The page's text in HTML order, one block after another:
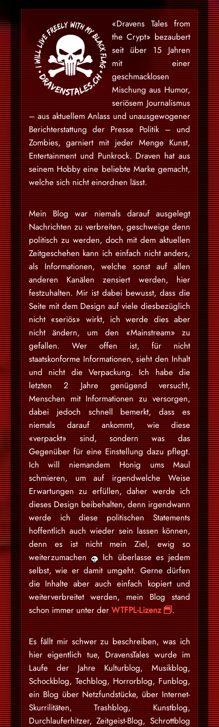
«Dravens Tales from
the Crypt» bezaubert
seit über 15 Jahren
mit einer
geschmacklosen
Mischung aus Humor,
seriösem Journalismus
– aus aktuellem Anlass und unausgewogener
Berichterstattung der Presse Politik – und
Zombies, garniert mit jeder Menge Kunst,
Entertainment und Punkrock. Draven hat aus
seinem Hobby eine beliebte Marke gemacht,
welche sich nicht einordnen lässt.
Mein Blog war niemals darauf ausgelegt
Nachrichten zu verbreiten, geschweige denn
politisch zu werden, doch mit dem aktuellen
Zeitgeschehen kann ich einfach nicht anders,
als Informationen, welche sonst auf allen
anderen Kanälen zensiert werden, hier
festzuhalten. Mir ist dabei bewusst, dass die
Seite mit dem Design auf viele diesbezüglich
nicht «seriös» wirkt, ich werde dies aber
nicht ändern, um den «Mainstream» zu
gefallen. Wer offen ist, für nicht
staatskonforme Informationen, sieht den Inhalt
und nicht die Verpackung. Ich habe die
letzten 2 Jahre genügend versucht,
Menschen mit Informationen zu versorgen,
dabei jedoch schnell bemerkt, dass es
niemals darauf ankommt, wie diese
«verpackt» sind, sondern was das
Gegenüber für eine Einstellung dazu pflegt.
Ich will niemandem Honig ums Maul
schmieren, um auf irgendwelche Weise
Erwartungen zu erfüllen, daher werde ich
dieses Design beibehalten, denn irgendwann
werde ich diese politischen Statements
hoffentlich auch wieder sein lassen können,
denn es ist nicht mein Ziel, ewig so
weiterzumachen
Ich überlasse es jedem
selbst, wie er damit umgeht. Gerne dürfen
die Inhalte aber auch einfach kopiert und
weiterverbreitet werden, mein Blog stand
schon immer unter derWTFPL-Lizenz .
Es fällt mir schwer zu beschreiben, was ich
hier eigentlich tue, DravensTales wurde im
Laufe der Jahre Kulturblog, Musikblog,
Schockblog, Techblog, Horrorblog, Funblog,
ein Blog über Netzfundstücke, über Internet-
Skurrilitäten, Trashblog, Kunstblog,
Durchlauferhitzer, Zeitgeist-Blog, Schrottblog